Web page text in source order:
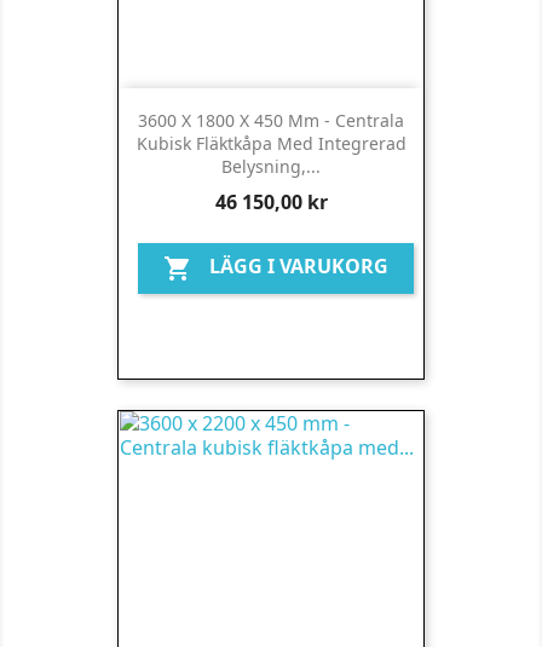
3600 X 1800 X 450 Mm - Centrala
Kubisk Fläktkåpa Med Integrerad
Belysning,...
Pris
46 150,00 kr
 LÄGG I VARUKORG